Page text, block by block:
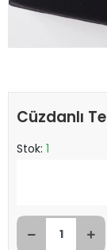
Cüzdanlı
Stok: 1